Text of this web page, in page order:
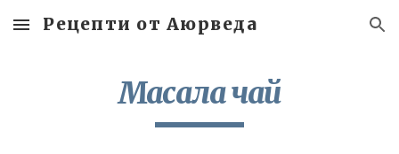
Skip to main content Skip to navigation
Рецепти от Аюрведа
Масала чай